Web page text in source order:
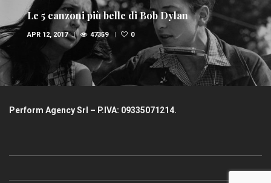
Le 5 canzoni più belle di Bob Dylan
APR 12, 2017 47359 0
Perform Agency Srl – P.IVA: 09335071214.